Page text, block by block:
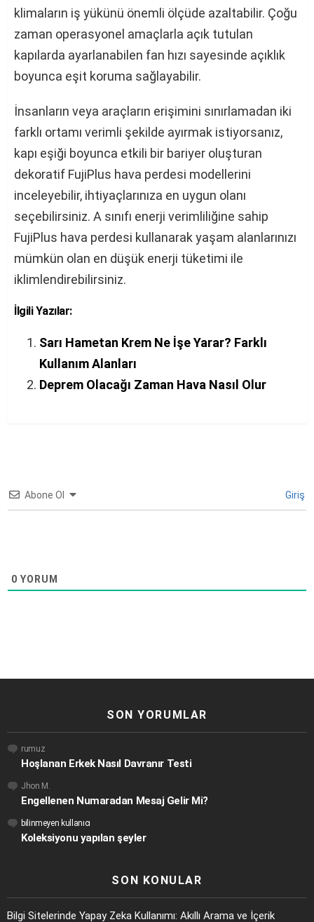
klimaların iş yükünü önemli ölçüde azaltabilir. Çoğu
zaman operasyonel amaçlarla açık tutulan
kapılarda ayarlanabilen fan hızı sayesinde açıklık
boyunca eşit koruma sağlayabilir.
İnsanların veya araçların erişimini sınırlamadan iki
farklı ortamı verimli şekilde ayırmak istiyorsanız,
kapı eşiği boyunca etkili bir bariyer oluşturan
dekoratif FujiPlus hava perdesi modellerini
inceleyebilir, ihtiyaçlarınıza en uygun olanı
seçebilirsiniz. A sınıfı enerji verimliliğine sahip
FujiPlus hava perdesi kullanarak yaşam alanlarınızı
mümkün olan en düşük enerji tüketimi ile
iklimlendirebilirsiniz.
İlgili Yazılar:
Sarı Hametan Krem Ne İşe Yarar? Farklı
Kullanım Alanları
Deprem Olacağı Zaman Hava Nasıl Olur
Abone Ol Giriş
0 YORUM
SON YORUMLAR
rumuz
Hoşlanan Erkek Nasıl Davranır Testi
Jhon M.
Engellenen Numaradan Mesaj Gelir Mi?
bilinmeyen kullanıcı
Koleksiyonu yapılan şeyler
SON KONULAR
Bilgi Sitelerinde Yapay Zeka Kullanımı: Akıllı Arama ve İçerik